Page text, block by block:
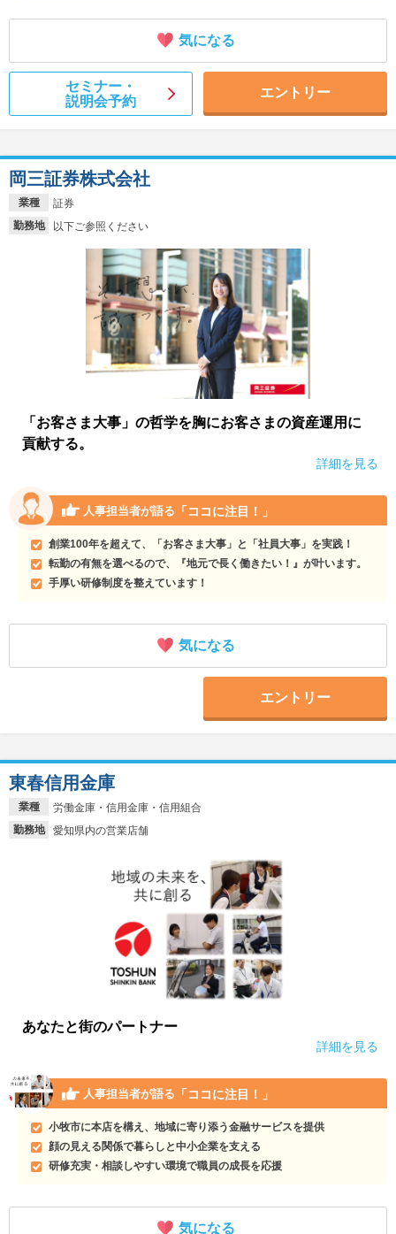
気になる
セミナー・
説明会予約
エントリー
業種
証券
勤務地
以下ご参照ください
岡三証券株式会社
「お客さま大事」の哲学を胸にお客さまの資産運用に
貢献する。
詳細を見る
人事担当者が語る 「ココに注目！」
創業100年を超えて、「お客さま大事」と「社員大事」を実践！
転勤の有無を選べるので、『地元で長く働きたい！』が叶います。
手厚い研修制度を整えています！
気になる
エントリー
業種
労働金庫・信用金庫・信用組合
勤務地
愛知県内の営業店舗
東春信用金庫
あなたと街のパートナー
詳細を見る
人事担当者が語る 「ココに注目！」
小牧市に本店を構え、地域に寄り添う金融サービスを提供
顔の見える関係で暮らしと中小企業を支える
研修充実・相談しやすい環境で職員の成長を応援
気になる